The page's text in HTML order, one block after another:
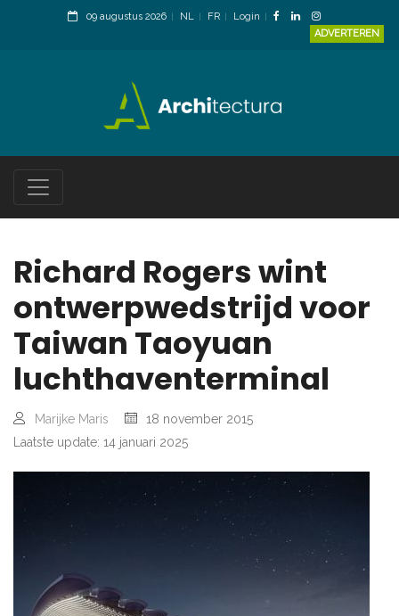
09 augustus 2026 NL FR
Login
ADVERTEREN
Richard Rogers wint
ontwerpwedstrijd voor
Taiwan Taoyuan
luchthaventerminal
Marijke Maris
18 november 2015
Laatste update: 14 januari 2025